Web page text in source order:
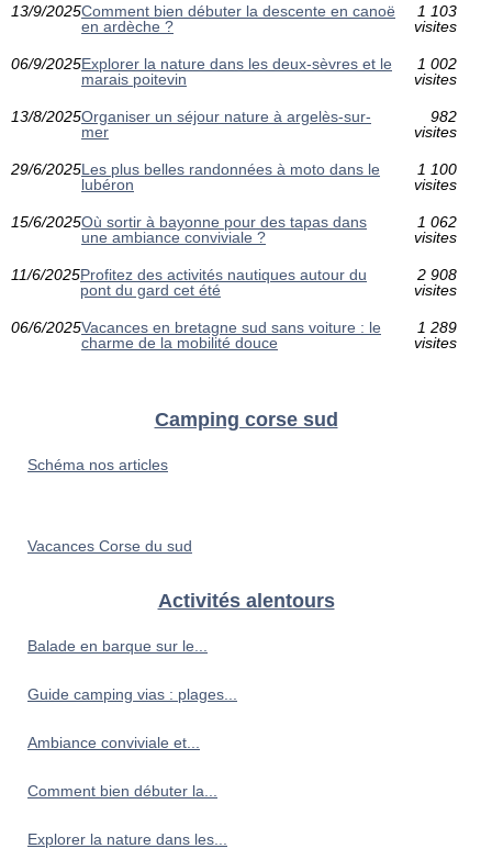
13/9/2025Comment bien débuter la descente en canoë
en ardèche ?
1 103
visites
06/9/2025Explorer la nature dans les deux-sèvres et le
marais poitevin
1 002
visites
13/8/2025Organiser un séjour nature à argelès-sur-
mer
982
visites
29/6/2025Les plus belles randonnées à moto dans le
lubéron
1 100
visites
15/6/2025Où sortir à bayonne pour des tapas dans
une ambiance conviviale ?
1 062
visites
11/6/2025Profitez des activités nautiques autour du
pont du gard cet été
2 908
visites
06/6/2025Vacances en bretagne sud sans voiture : le
charme de la mobilité douce
1 289
visites
Camping corse sud
Schéma nos articles
Vacances Corse du sud
Activités alentours
Balade en barque sur le...
Guide camping vias : plages...
Ambiance conviviale et...
Comment bien débuter la...
Explorer la nature dans les...